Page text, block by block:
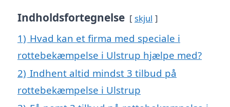
Indholdsfortegnelse skjul
1) Hvad kan et firma med speciale i
rottebekæmpelse i Ulstrup hjælpe med?
2) Indhent altid mindst 3 tilbud på
rottebekæmpelse i Ulstrup